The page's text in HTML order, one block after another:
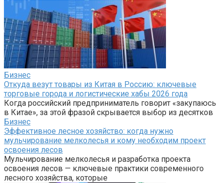
Бизнес
Откуда везут товары из Китая в Россию: ключевые
торговые города и логистические хабы 2026 года
Когда российский предприниматель говорит «закупаюсь
в Китае», за этой фразой скрывается выбор из десятков
Бизнес
Эффективное лесное хозяйство: когда нужно
мульчирование мелколесья и кому необходим проект
освоения лесов
Мульчирование мелколесья и разработка проекта
освоения лесов — ключевые практики современного
лесного хозяйства, которые